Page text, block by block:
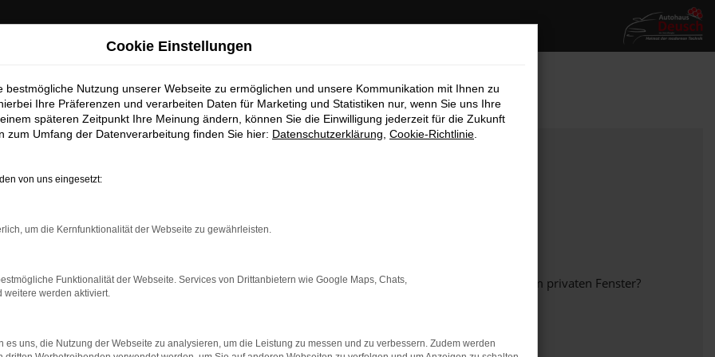
bestimmter Seiten verhindern. Funktioniert die Seite in einem anderen Browser oder in einem privaten Fenster?
auf dem neuesten Stand sind.
Cookie Einstellungen
bestmögliche Nutzung unserer Webseite zu ermöglichen und unsere Kommunikation mit Ihnen zu
Ihre Präferenzen und verarbeiten Daten für Marketing und Statistiken nur, wenn Sie uns Ihre
späteren Zeitpunkt Ihre Meinung ändern, können Sie die Einwilligung jederzeit für die Zukunft
zum Umfang der Datenverarbeitung finden Sie hier: Datenschutzerklärung Cookie-Richtlinie
von uns eingesetzt:
um die Kernfunktionalität der Webseite zu gewährleisten.
Funktionalität der Webseite. Services von Drittanbietern wie Google Maps, Chats,
weitere werden aktiviert.
es uns, die Nutzung der Webseite zu analysieren, um die Leistung zu messen und zu verbessern. Zudem werden